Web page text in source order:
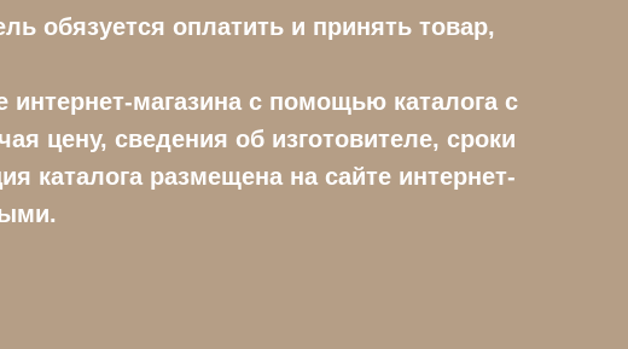
обязуется оплатить и принять товар,
магазина с помощью каталога с
цену, сведения об изготовителе, сроки
каталога размещена на сайте интернет-